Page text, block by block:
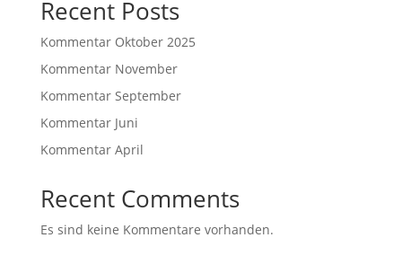
Recent Posts
Kommentar Oktober 2025
Kommentar November
Kommentar September
Kommentar Juni
Kommentar April
Recent Comments
Es sind keine Kommentare vorhanden.